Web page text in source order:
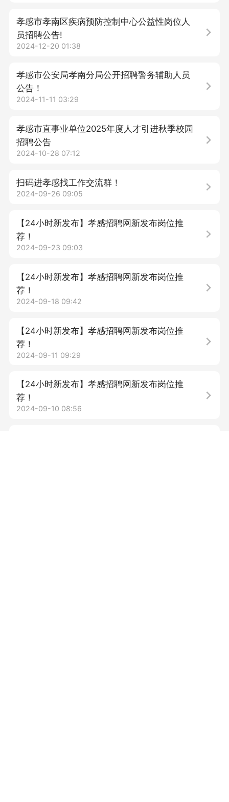
孝感市孝南区疾病预防控制中心公益性岗位人
员招聘公告!
2024-12-20 01:38
孝感市公安局孝南分局公开招聘警务辅助人员
公告！
2024-11-11 03:29
孝感市直事业单位2025年度人才引进秋季校园
招聘公告
2024-10-28 07:12
扫码进孝感找工作交流群！
2024-09-26 09:05
【24小时新发布】孝感招聘网新发布岗位推
荐！
2024-09-23 09:03
【24小时新发布】孝感招聘网新发布岗位推
荐！
2024-09-18 09:42
【24小时新发布】孝感招聘网新发布岗位推
荐！
2024-09-11 09:29
【24小时新发布】孝感招聘网新发布岗位推
荐！
2024-09-10 08:56